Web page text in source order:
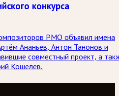
конкурса
РМО объявил имена
Ананьев, Антон Танонов и
совместный проект, а
Кошелев.